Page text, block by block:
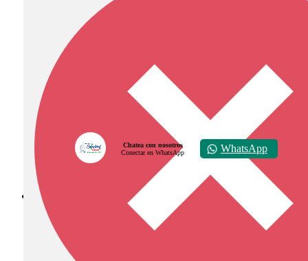
Diócesis de Zipaquirá
Chatea con nosotros
Conectar en WhatsApp
WhatsApp